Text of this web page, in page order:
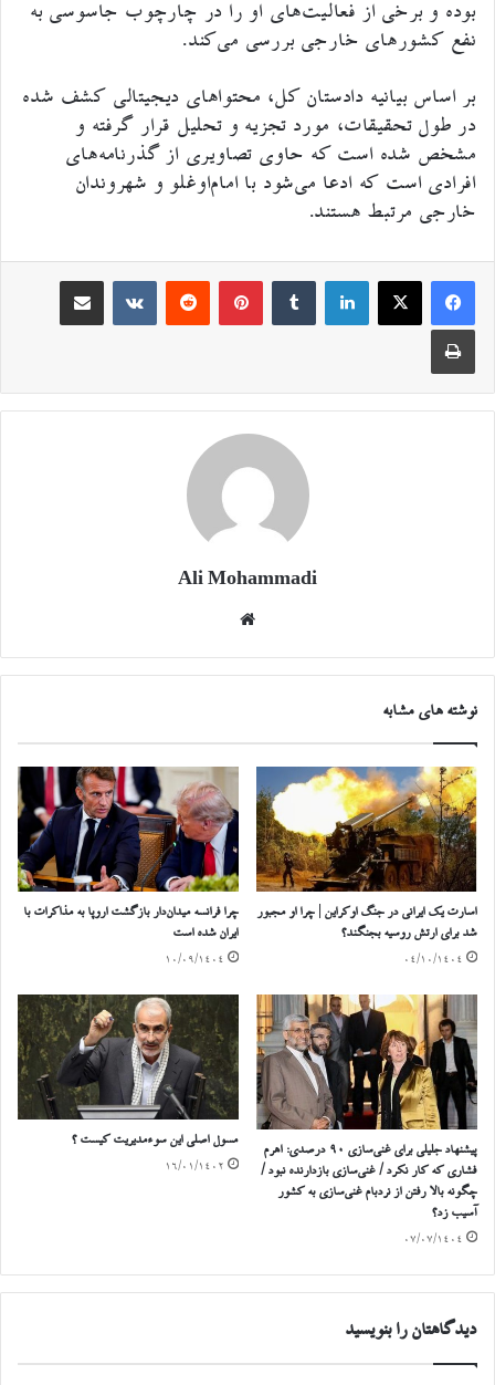
بوده و برخی از فعالیت‌های او را در چارچوب جاسوسی به
نفع کشورهای خارجی بررسی می‌کند.
بر اساس بیانیه دادستان کل، محتواهای دیجیتالی کشف شده
در طول تحقیقات، مورد تجزیه و تحلیل قرار گرفته و
مشخص شده است که حاوی تصاویری از گذرنامه‌های
افرادی است که ادعا می‌شود با امام‌اوغلو و شهروندان
خارجی مرتبط هستند.
لینکدین‫تامبلر ‫پین‌ترست‫رددیت ‫VKontakte
اشتراک گذاری از طریق ایمیل
چاپ
Ali Mohammadi
نوشته های مشابه
اسارت یک ایرانی در جنگ اوکراین | چرا او مجبور
شد برای ارتش روسیه بجنگند؟
۰۴/۱۰/۱۴۰۴
چرا فرانسه میدان‌دار بازگشت اروپا به مذاکرات با
ایران شده است
۱۰/۰۹/۱۴۰۴
پیشنهاد جلیلی برای غنی‌سازی ۹۰ درصدی: اهرم
فشاری که کار نکرد / غنی‌سازی بازدارنده نبود /
چگونه بالا رفتن از نردبام غنی‌سازی به کشور
آسیب زد؟
۰۷/۰۷/۱۴۰۴
مسول اصلی این سوء‌مدیریت کیست ؟
۱۶/۰۱/۱۴۰۲
دیدگاهتان را بنویسید